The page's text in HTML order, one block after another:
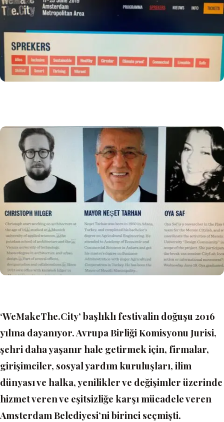
‘WeMakeThe.City’ başlıklı festivalin doğuşu 2016
yılına dayanıyor. Avrupa Birliği Komisyonu Jurisi,
şehri daha yaşanır hale getirmek için, firmalar,
girişimciler, sosyal yardım kuruluşları, ilim
dünyası ve halka, yenilikler ve değişimler üzerinde
hizmet veren ve eşitsizliğe karşı mücadele veren
Amsterdam Belediyesi’ni birinci seçmişti.